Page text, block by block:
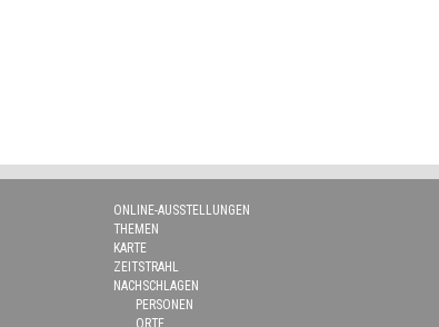
ONLINE-AUSSTELLUNGEN
THEMEN
KARTE
ZEITSTRAHL
NACHSCHLAGEN
PERSONEN
ORTE